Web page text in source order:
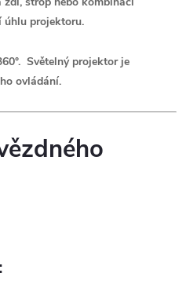
úhlu projektoru.
Světelný projektor je
ovládání.